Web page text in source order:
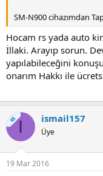
SM-N900 cihazımdan
Hocam rs yada auto
İllaki. Arayıp sorun.
yapılabileceğini
onarım Hakkı ile
KS I ismail157
Üye
19 Mar 2016